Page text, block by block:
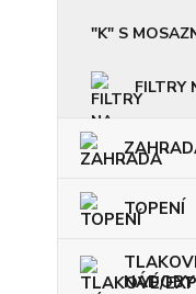
"K" S
FILTRY
TOPENÍ
NÁDOBY